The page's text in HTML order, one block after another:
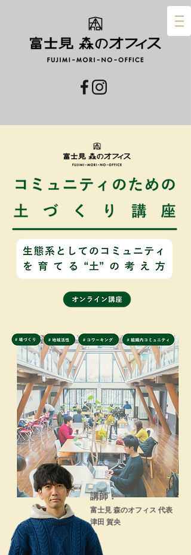
講師：
富士見 森のオフィス 代表
​津田 賀央